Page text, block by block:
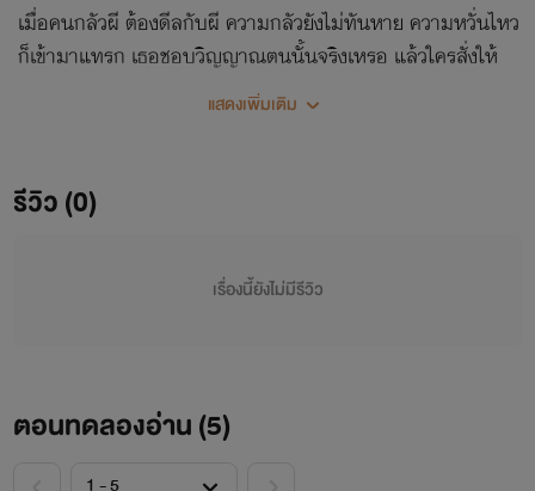
เมื่อคนกลัวผี ต้องดีลกับผี ความกลัวยังไม่ทันหาย ความหวั่นไหว
ก็เข้ามาแทรก เธอชอบวิญญาณตนนั้นจริงเหรอ แล้วใครสั่งให้
วิญญาณหล่อขนาดนั้นกันละเนี่ย ขอไปเกิดใหม่อีกทีได้ไหม?!
แสดงเพิ่มเติม
รีวิว (0)
เรื่องนี้ยังไม่มีรีวิว
ตอนทดลองอ่าน (5)